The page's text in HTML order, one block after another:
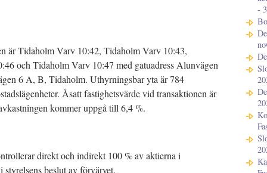
är Tidaholm Varv 10:42, Tidaholm Varv 10:43,
och Tidaholm Varv 10:47 med gatuadress Alunvägen
6 A, B, Tidaholm. Uthyrningsbar yta är 784
Åsatt fastighetsvärde vid transaktionen är
kommer uppgå till 6,4 %.
direkt och indirekt 100 % av aktierna i
beslut av förvärvet.
-